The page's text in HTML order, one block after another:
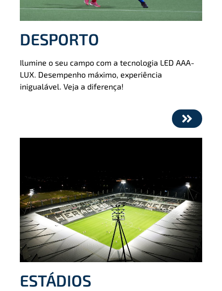
DESPORTO
Ilumine o seu campo com a tecnologia LED AAA-
LUX. Desempenho máximo, experiência
inigualável. Veja a diferença!
ESTÁDIOS